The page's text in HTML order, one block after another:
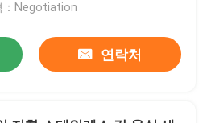
：Negotiation
연락처